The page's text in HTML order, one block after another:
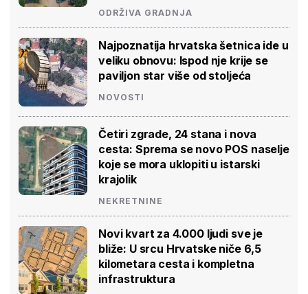
ODRŽIVA GRADNJA
Najpoznatija hrvatska šetnica ide u
veliku obnovu: Ispod nje krije se
paviljon star više od stoljeća
NOVOSTI
Četiri zgrade, 24 stana i nova
cesta: Sprema se novo POS naselje
koje se mora uklopiti u istarski
krajolik
NEKRETNINE
Novi kvart za 4.000 ljudi sve je
bliže: U srcu Hrvatske niče 6,5
kilometara cesta i kompletna
infrastruktura